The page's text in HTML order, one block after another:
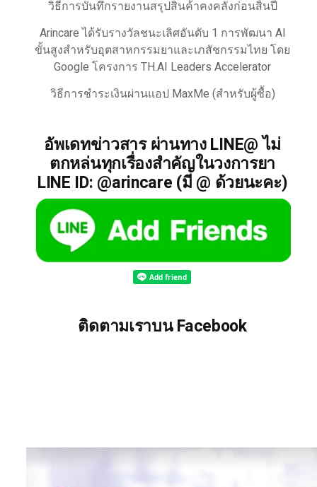
วิธีการบันทึกรายงานสรุปสินค้าคงคลังก่อนสิ้นปี
Arincare ได้รับรางวัลชนะเลิศอันดับ 1 การพัฒนา AI
ขั้นสูงสำหรับอุตสาหกรรมยาและเภสัชกรรมไทย โดย
Google โครงการ TH.AI Leaders Accelerator
วิธีการชำระเงินผ่านแอป MaxMe (สำหรับผู้ซื้อ)
อัพเดทข่าวสาร ผ่านทาง LINE@ ไม่
ตกหล่นทุกเรื่องสำคัญในวงการยา
LINE ID: @arincare (มี @ ด้วยนะคะ)
ติดตามเราบน Facebook